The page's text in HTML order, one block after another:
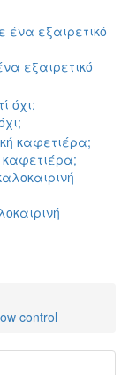
εξαιρετικό
καφετιέρα;
control